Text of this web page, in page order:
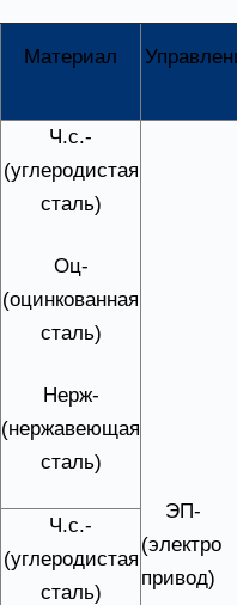
Материал
Ч.с.-
(углеродистая
сталь)
Оц-
(оцинкованная
сталь)
Нерж-
(нержавеющая
сталь)
ЭП-
(электро
привод)
Ч.с.-
(углеродистая
сталь)